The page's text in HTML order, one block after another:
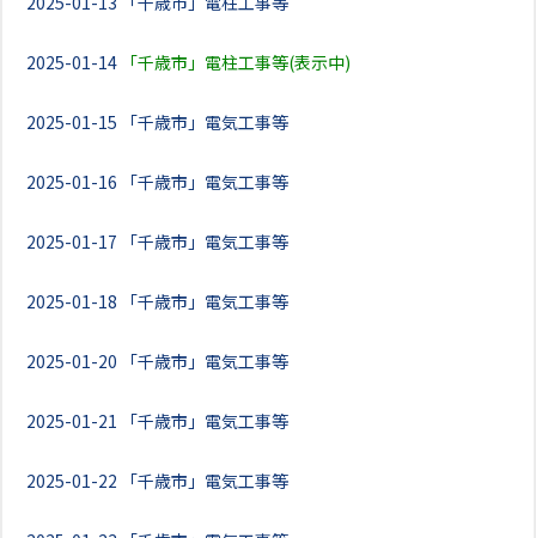
2025-01-14 「千歳市」電柱工事等(表示中)
2025-01-15 「千歳市」電気工事等
2025-01-16 「千歳市」電気工事等
2025-01-17 「千歳市」電気工事等
2025-01-18 「千歳市」電気工事等
2025-01-20 「千歳市」電気工事等
2025-01-21 「千歳市」電気工事等
2025-01-22 「千歳市」電気工事等